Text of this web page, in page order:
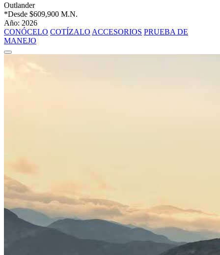
Outlander
*Desde $609,900 M.N.
Año: 2026
CONÓCELO COTÍZALO ACCESORIOS PRUEBA DE
MANEJO